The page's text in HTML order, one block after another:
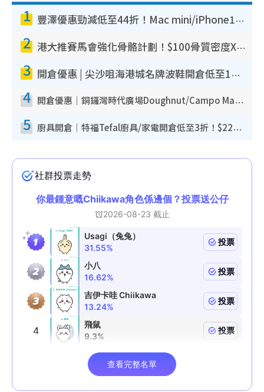
1 豐澤優惠勁減低至44折！Mac mini/iPhone17Pro大減價！廚房家電$220起
2 港大推賽馬會強化骨骼計劃！$100骨質密度X光檢查 完成免費運動訓練送超市禮券！附參加資格
3 開倉優惠 | 尖沙咀海港城名牌波鞋開倉低至1折！On鞋$899起／Joy&Peace鞋履$98起
4 開倉優惠｜銅鑼灣時代廣場Doughnut/Campo Marzio開倉低至1折！背囊、書包、手袋劈價$200起
5 廚具開倉｜特福Tefal廚具/家電開倉低至3折！$220起買平底鍋/炒鑊/湯煲！電飯煲/吸塵機/燙斗$418起